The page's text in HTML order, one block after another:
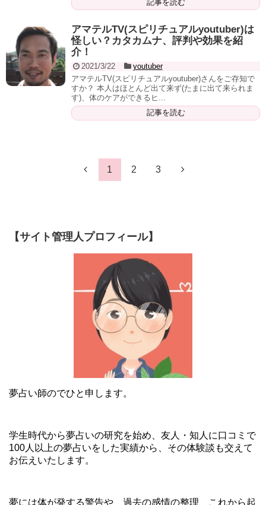
記事を読む
アマテルTV(スピリチュアルyoutuber)は
怪しい？カタカムナ、評判や効果を紹
介！
2021/3/22
youtuber
アマテルTV(スピリチュアルyoutuber)さんをご存知で
すか？ 本人はほとんど出て来ず(たまに出て来られま
す)、体のケアができるヒ...
記事を読む
1 2 3
【サイト管理人プロフィール】
夢占い師のでひと申します。
学生時代から夢占いの研究を始め、友人・知人に口コミで
100人以上の夢占いをした実績から、その体験談も交えて
お伝えいたします。
夢には体が発する警告や、過去の感情の整理、これから起